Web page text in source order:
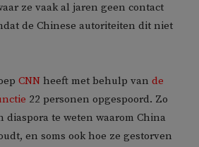
ze vaak al jaren geen contact
de Chinese autoriteiten dit niet
CNN heeft met behulp van de
22 personen opgespoord. Zo
diaspora te weten waarom China
en soms ook hoe ze gestorven